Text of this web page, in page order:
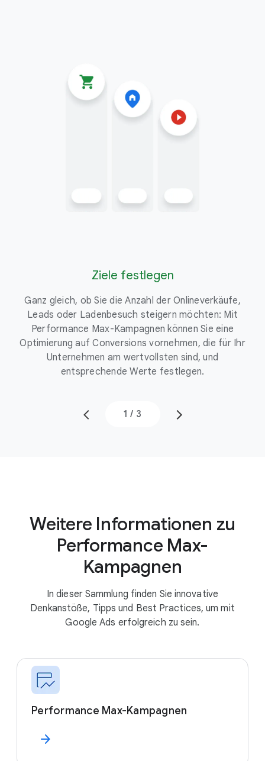
Ziele festlegen
Ganz gleich, ob Sie die Anzahl der Onlineverkäufe,
Leads oder Ladenbesuch steigern möchten: Mit
Performance Max-Kampagnen können Sie eine
Optimierung auf Conversions vornehmen, die für Ihr
Unternehmen am wertvollsten sind, und
entsprechende Werte festlegen.
1 / 3
Weitere Informationen zu
Performance Max-
Kampagnen
In dieser Sammlung finden Sie innovative
Denkanstöße, Tipps und Best Practices, um mit
Google Ads erfolgreich zu sein.
Performance Max-Kampagnen
arrow_forward